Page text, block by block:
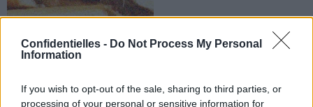
Confidentielles - Do Not Process My Personal
Information
If you wish to opt-out of the sale, sharing to third parties, or
processing of your personal or sensitive information for
Les bonnes raisons de ne pas
zaper le goûter ?
est pourtant un repas clé
pour les petits (et grands) enfants à condition, bien sûr,